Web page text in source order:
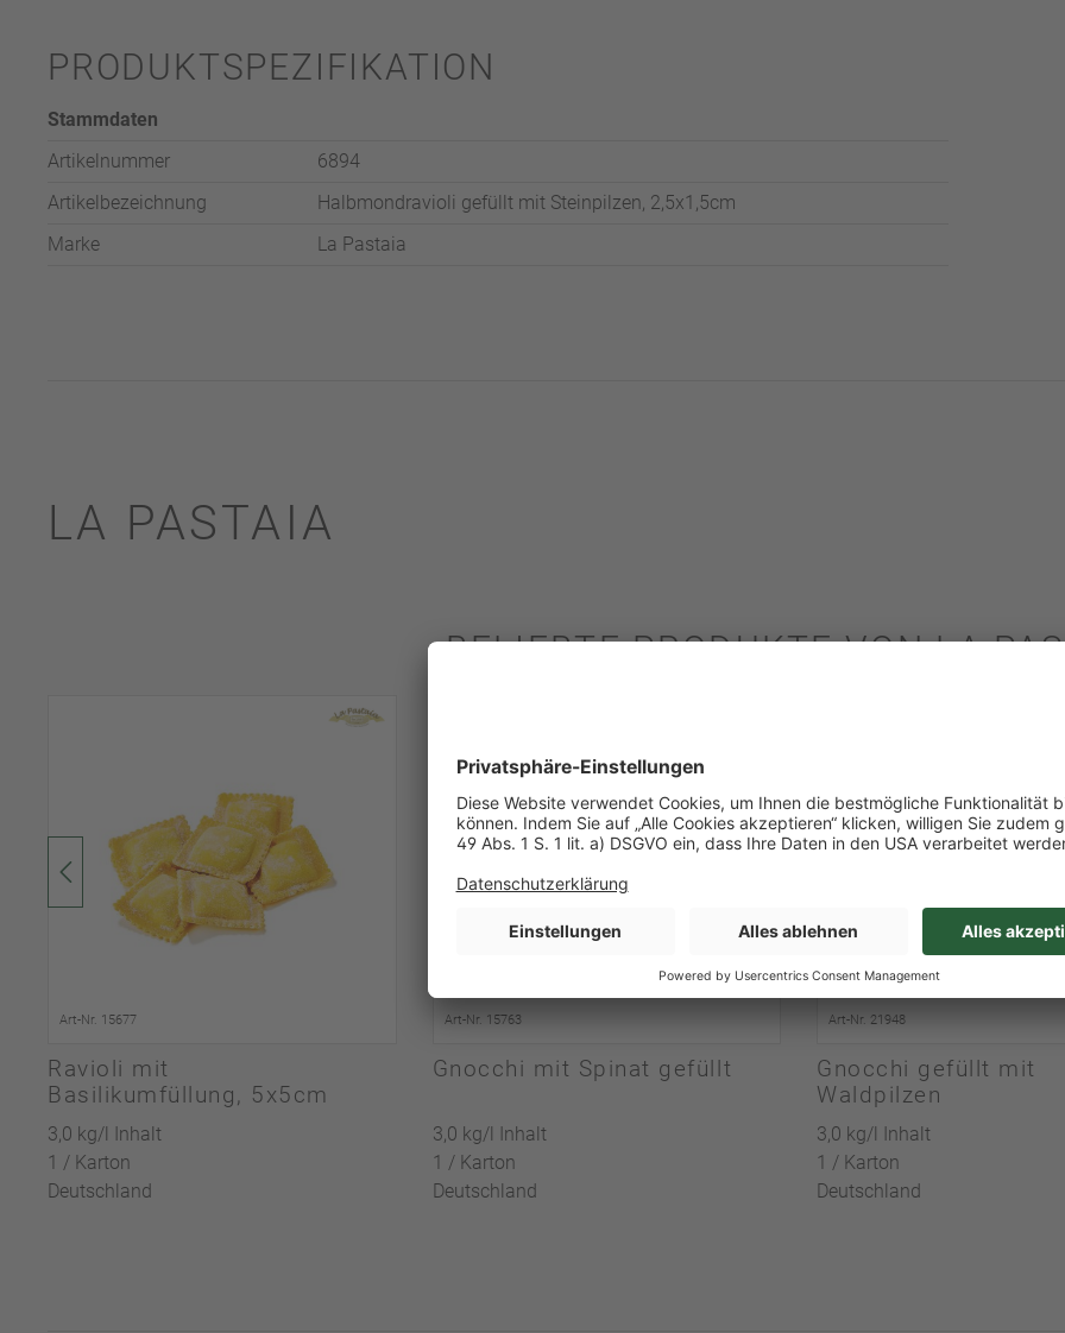
PRODUKTSPEZIFIKATION
Stammdaten
Artikelnummer
6894
Artikelbezeichnung
Halbmondravioli gefüllt mit Steinpilzen, 2,5x1,5cm
Marke
La Pastaia
LA PASTAIA
BELIEBTE PRODUKTE VON LA
Art-Nr. 15677
Ravioli mit
Basilikumfüllung, 5x5cm
3,0 kg/l Inhalt
1 / Karton
Deutschland
Art-Nr. 15763
Gnocchi mit Spinat gefüllt
3,0 kg/l Inhalt
1 / Karton
Deutschland
Art-Nr. 21948
Gnocchi gefüllt mit
Waldpilzen
3,0 kg/l Inhalt
1 / Karton
Deutschland